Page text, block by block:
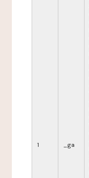
1 _ga